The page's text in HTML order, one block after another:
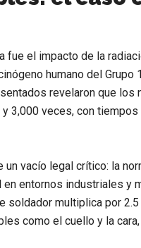
fue el impacto de la
humano del Grupo 1
revelaron que
y 3,000 veces, con
un vacío legal crítico: la
en entornos industriales y
soldador multiplica por
como el cuello y la